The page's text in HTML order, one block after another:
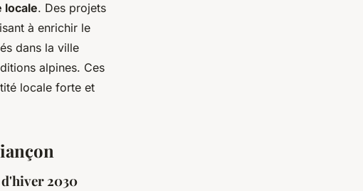
locale. Des projets
à enrichir le
dans la ville
alpines. Ces
locale forte et
2030